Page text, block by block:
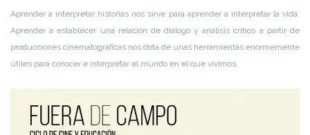
Aprender a interpretar historias nos sirve para aprender a interpretar la vida.
Aprender a establecer una relación de diálogo y análisis crítico a partir de
producciones cinematográficas nos dota de unas herramientas enormemente
útiles para conocer e interpretar el mundo en el que vivimos.